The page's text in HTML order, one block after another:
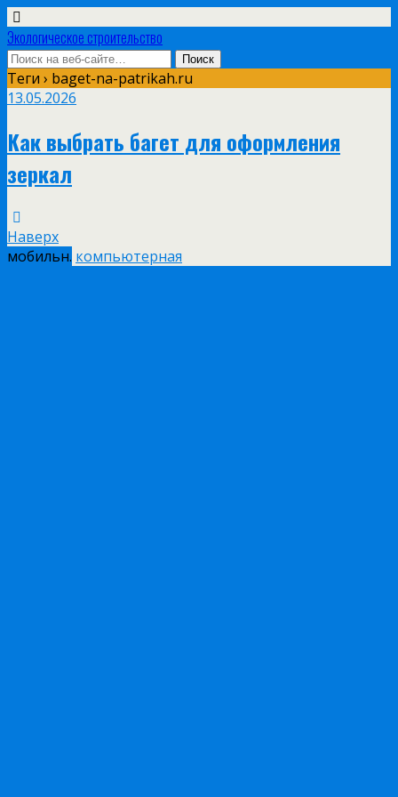
Экологическое строительство
Теги › baget-na-patrikah.ru
13.05.2026
Как выбрать багет для оформления
зеркал
Наверх
мобильн. компьютерная